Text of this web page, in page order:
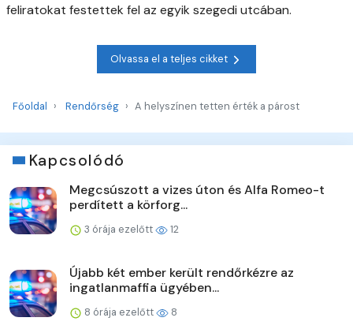
feliratokat festettek fel az egyik szegedi utcában.
Olvassa el a teljes cikket
Főoldal Rendőrség A helyszínen tetten érték a párost
Kapcsolódó
Megcsúszott a vizes úton és Alfa Romeo-t
perdített a körforg...
3 órája ezelőtt 12
Újabb két ember került rendőrkézre az
ingatlanmaffia ügyében...
8 órája ezelőtt 8